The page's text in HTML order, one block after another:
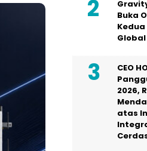
Buka
CEO
2026,
atas